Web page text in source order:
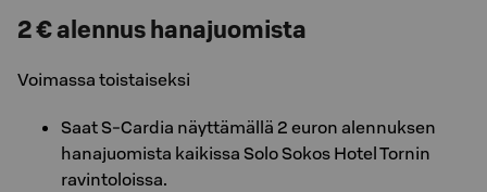
2 € alennus hanajuomista
Voimassa toistaiseksi
Saat S-Cardia näyttämällä 2 euron alennuksen
hanajuomista kaikissa Solo Sokos Hotel Tornin
ravintoloissa.